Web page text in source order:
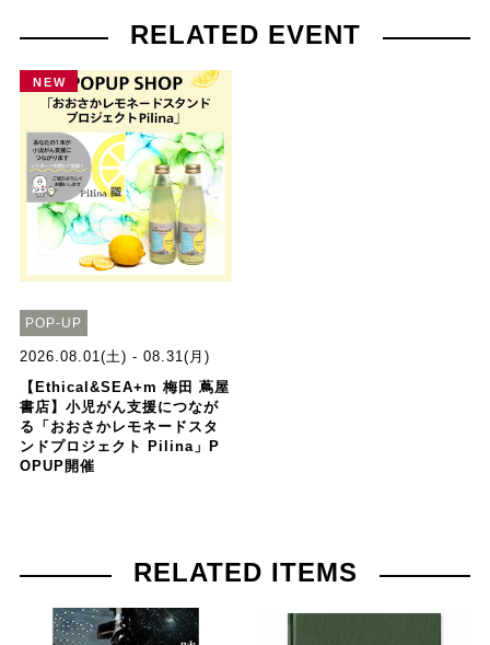
RELATED EVENT
NEW
POP-UP
2026.08.01(土) - 08.31(月)
【Ethical&SEA+m 梅田 蔦屋
書店】小児がん支援につなが
る「おおさかレモネードスタ
ンドプロジェクト Pilina」P
OPUP開催
RELATED ITEMS